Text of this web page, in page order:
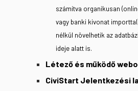
számítva organikusan
vagy banki kivonat
nélkül növelhetik az
ideje alatt is.
Létező és működő
CiviStart Jelentkezési